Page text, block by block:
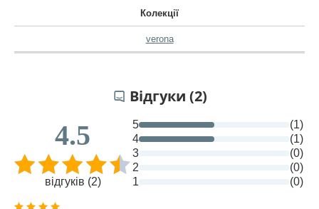
Колекції
verona
Відгуки (2)
4.5
відгуків (2)
5
(1)
4
(1)
3
(0)
2
(0)
1
(0)